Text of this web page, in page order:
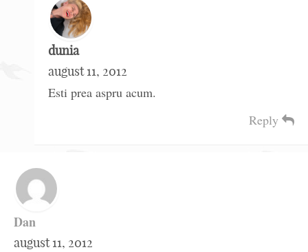
dunia
august 11, 2012
Esti prea aspru acum.
Reply
Dan
august 11, 2012